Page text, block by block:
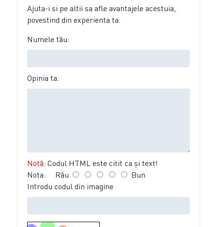
Ajuta-i si pe altii sa afle avantajele acestuia,
povestind din experienta ta.
Numele tău:
Opinia ta:
Notă: Codul HTML este citit ca şi text!
Nota: Rău
Bun
Introdu codul din imagine